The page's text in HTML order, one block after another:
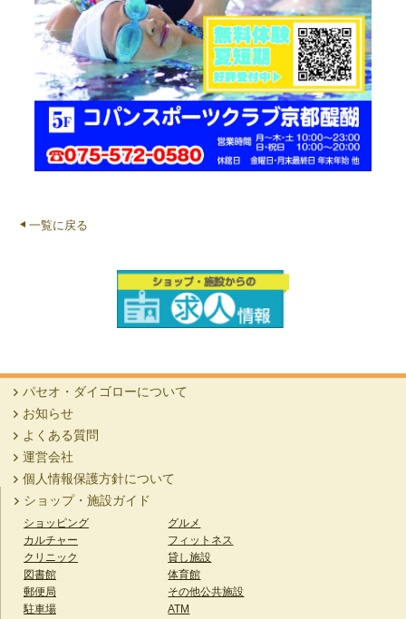
一覧に戻る
パセオ・ダイゴローについて
お知らせ
よくある質問
運営会社
個人情報保護方針について
ショップ・施設ガイド
ショッピング
グルメ
カルチャー
フィットネス
クリニック
貸し施設
図書館
体育館
郵便局
その他公共施設
駐車場
ATM